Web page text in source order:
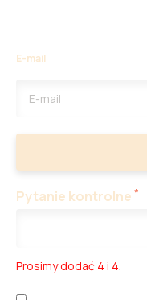
E-mail
Pytanie kontrolne *
Prosimy dodać 4 i 4.